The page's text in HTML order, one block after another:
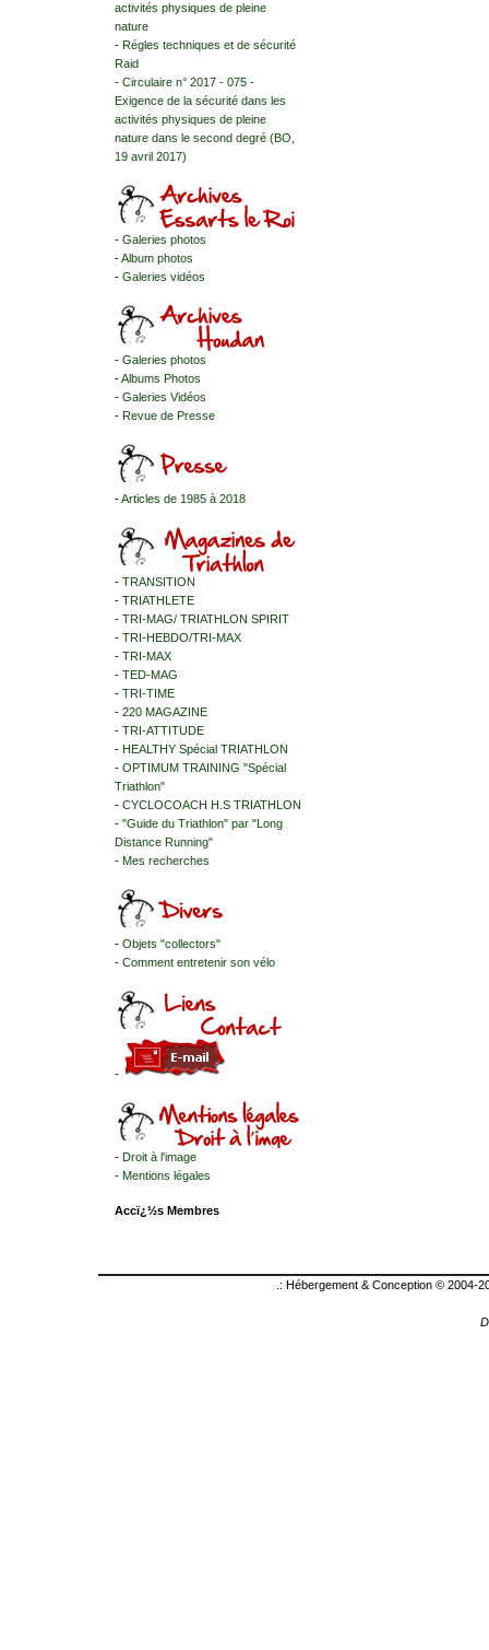
activités physiques de pleine
nature
- Régles techniques et de sécurité
Raid
- Circulaire n° 2017 - 075 -
Exigence de la sécurité dans les
activités physiques de pleine
nature dans le second degré (BO,
19 avril 2017)
- Galeries photos
-Album photos
- Galeries vidéos
- Galeries photos
-Albums Photos
- Galeries Vidéos
- Revue de Presse
-Articles de 1985 à 2018
- TRANSITION
- TRIATHLETE
- TRI-MAG/ TRIATHLON SPIRIT
- TRI-HEBDO/TRI-MAX
- TRI-MAX
- TED-MAG
- TRI-TIME
- 220 MAGAZINE
- TRI-ATTITUDE
- HEALTHY Spécial TRIATHLON
- OPTIMUM TRAINING "Spécial
Triathlon"
- CYCLOCOACH H.S TRIATHLON
- "Guide du Triathlon" par "Long
Distance Running"
- Mes recherches
- Objets "collectors"
- Comment entretenir son vélo
-
- Droit à l'image
- Mentions légales
Accï¿½s Membres
.: Hébergement & Conception © 2004-